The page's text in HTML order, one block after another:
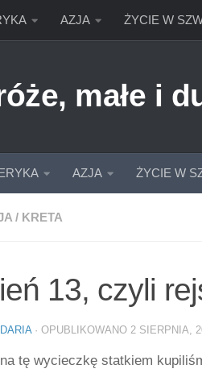
AZJA ŻYCIE W
małe i
AZJA ŻYCIE W
/ KRETA
13, czyli
DARIA · OPUBLIKOWANO 2 SIERPNIA,
tę wycieczkę statkiem